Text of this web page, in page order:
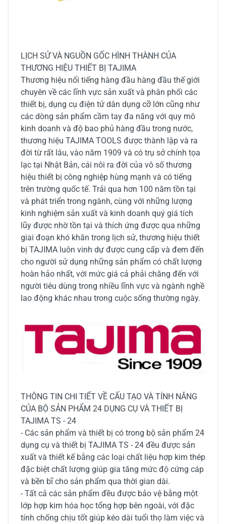
LỊCH SỬ VÀ NGUỒN GỐC HÌNH THÀNH CỦA
THƯƠNG HIỆU THIẾT BỊ TAJIMA
Thương hiệu nổi tiếng hàng đầu hàng đầu thế giới
chuyên về các lĩnh vực sản xuất và phân phối các
thiết bị, dụng cụ điện tử dân dụng cỡ lớn cũng như
các dòng sản phẩm cầm tay đa năng với quy mô
kinh doanh và độ bao phủ hàng đầu trong nước,
thương hiệu TAJIMA TOOLS được thành lập và ra
đời từ rất lâu, vào năm 1909 và có trụ sở chính tọa
lạc tại Nhật Bản, cái nôi ra đời của vô số thương
hiệu thiết bị công nghiệp hùng mạnh và có tiếng
trên trường quốc tế. Trải qua hơn 100 năm tồn tại
và phát triển trong ngành, cùng với những lượng
kinh nghiệm sản xuất và kinh doanh quý giá tích
lũy được nhờ tồn tại và thích ứng được qua những
giai đoạn khó khăn trong lịch sử, thương hiệu thiết
bị TAJIMA luôn vinh dự được cung cấp và đem đến
cho người sử dụng những sản phẩm có chất lượng
hoàn hảo nhất, với mức giá cả phải chăng đến với
người tiêu dùng trong nhiều lĩnh vực và ngành nghề
lao động khác nhau trong cuộc sống thường ngày.
THÔNG TIN CHI TIẾT VỀ CẤU TẠO VÀ TÍNH NĂNG
CỦA BỘ SẢN PHẨM 24 DỤNG CỤ VÀ THIẾT BỊ
TAJIMA TS - 24
- Các sản phẩm và thiết bị có trong bộ sản phẩm 24
dụng cụ và thiết bị TAJIMA TS - 24 đều được sản
xuất và thiết kế bằng các loại chất liệu hợp kim thép
đặc biệt chất lượng giúp gia tăng mức độ cứng cáp
và bền bĩ cho sản phẩm qua thời gian dài.
- Tất cả các sản phẩm đều được bảo vệ bằng một
lớp hợp kim hóa học tổng hợp bên ngoài, với đặc
tính chống chịu tốt giúp kéo dài tuổi thọ làm việc và